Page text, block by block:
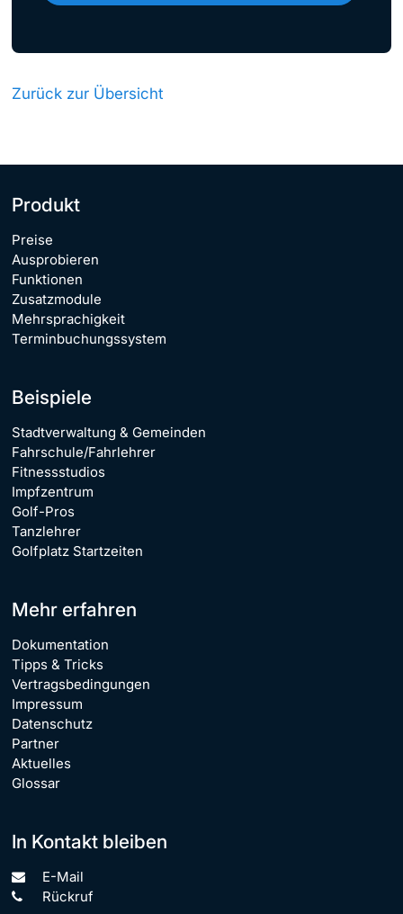
Zurück zur Übersicht
Produkt
Preise
Ausprobieren
Funktionen
Zusatzmodule
Mehrsprachigkeit
Terminbuchungssystem
Beispiele
Stadtverwaltung & Gemeinden
Fahrschule/Fahrlehrer
Fitnessstudios
Impfzentrum
Golf-Pros
Tanzlehrer
Golfplatz Startzeiten
Mehr erfahren
Dokumentation
Tipps & Tricks
Vertragsbedingungen
Impressum
Datenschutz
Partner
Aktuelles
Glossar
In Kontakt bleiben
E-Mail
Rückruf